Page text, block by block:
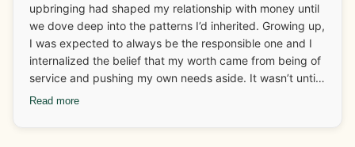
upbringing had shaped my relationship with money until
we dove deep into the patterns I’d inherited. Growing up,
I was expected to always be the responsible one and I
internalized the belief that my worth came from being of
service and pushing my own needs aside. It wasn’t until I
started looking at those deep-rooted beliefs that I
Read more